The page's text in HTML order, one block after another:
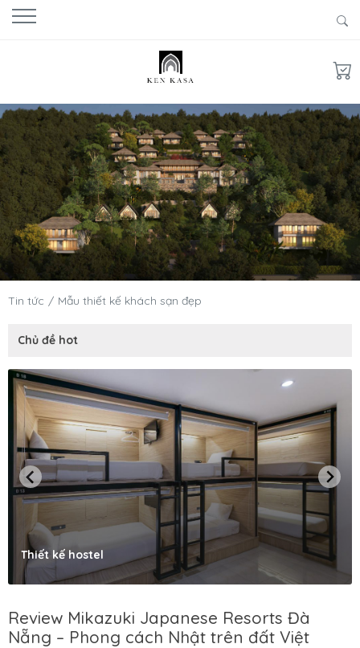
Tin tức Mẫu thiết kế khách sạn đẹp
Chủ đề hot
Thiết kế hostel
Review Mikazuki Japanese Resorts Đà
Nẵng – Phong cách Nhật trên đất Việt